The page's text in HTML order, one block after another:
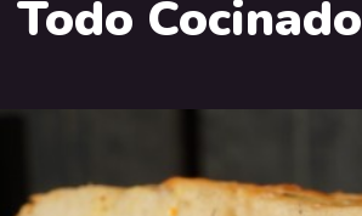
Todo Cocinado